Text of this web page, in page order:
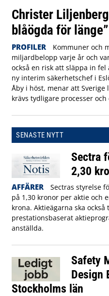
Christer
blåögda för länge”
PROFILER
Kommuner och
miljardbelopp varje år och
också en risk att släppa in
ny interim säkerhetschef i
Åby i höst, menar att
krävs tydligare processer
SENASTE NYTT
Sectra
2,30
AFFÄRER
Sectras styrelse
på 1,30 kronor per aktie och
krona. Aktieägarna ska
prestationsbaserat
anställda.
Safety
Design
Stockholms län